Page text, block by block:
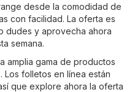
desde la comodidad de
con facilidad. La oferta es
dudes y aprovecha ahora
semana.
amplia gama de productos
folletos en línea están
que explore ahora la oferta